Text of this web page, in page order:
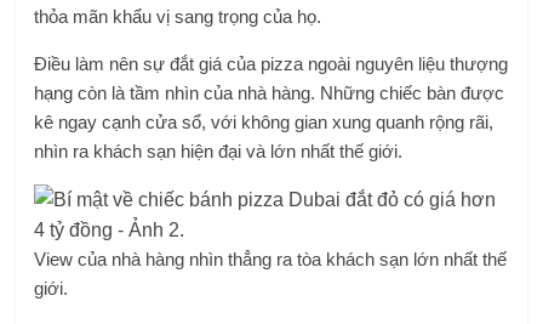
thỏa mãn khẩu vị sang trọng của họ.
Điều làm nên sự đắt giá của pizza ngoài nguyên liệu thượng
hạng còn là tầm nhìn của nhà hàng. Những chiếc bàn được
kê ngay cạnh cửa sổ, với không gian xung quanh rộng rãi,
nhìn ra khách sạn hiện đại và lớn nhất thế giới.
View của nhà hàng nhìn thẳng ra tòa khách sạn lớn nhất thế
giới.